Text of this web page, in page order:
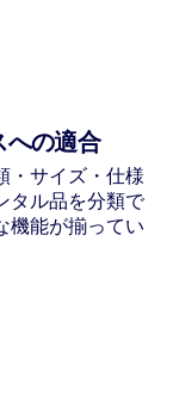
への適合
・サイズ・仕様
タル品を分類で
機能が揃ってい